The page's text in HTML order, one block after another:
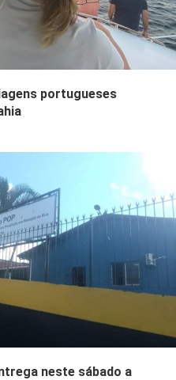
portugueses
neste sábado a